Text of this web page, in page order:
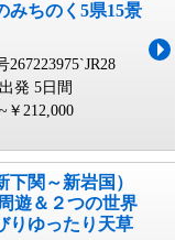
みちのく5県15景
267223975`JR28
発 5日間
￥212,000
下関～新岩国）
遊＆２つの世界
りゆったり天草